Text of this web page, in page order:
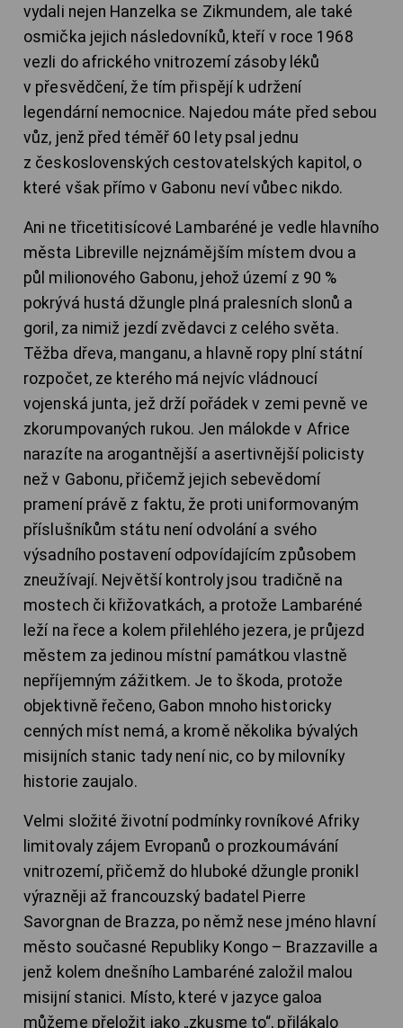
vydali nejen Hanzelka se Zikmundem, ale také
osmička jejich následovníků, kteří v roce 1968
vezli do afrického vnitrozemí zásoby léků
v přesvědčení, že tím přispějí k udržení
legendární nemocnice. Najedou máte před sebou
vůz, jenž před téměř 60 lety psal jednu
z československých cestovatelských kapitol, o
které však přímo v Gabonu neví vůbec nikdo.
Ani ne třicetitisícové Lambaréné je vedle hlavního
města Libreville nejznámějším místem dvou a
půl milionového Gabonu, jehož území z 90 %
pokrývá hustá džungle plná pralesních slonů a
goril, za nimiž jezdí zvědavci z celého světa.
Těžba dřeva, manganu, a hlavně ropy plní státní
rozpočet, ze kterého má nejvíc vládnoucí
vojenská junta, jež drží pořádek v zemi pevně ve
zkorumpovaných rukou. Jen málokde v Africe
narazíte na arogantnější a asertivnější policisty
než v Gabonu, přičemž jejich sebevědomí
pramení právě z faktu, že proti uniformovaným
příslušníkům státu není odvolání a svého
výsadního postavení odpovídajícím způsobem
zneužívají. Největší kontroly jsou tradičně na
mostech či křižovatkách, a protože Lambaréné
leží na řece a kolem přilehlého jezera, je průjezd
městem za jedinou místní památkou vlastně
nepříjemným zážitkem. Je to škoda, protože
objektivně řečeno, Gabon mnoho historicky
cenných míst nemá, a kromě několika bývalých
misijních stanic tady není nic, co by milovníky
historie zaujalo.
Velmi složité životní podmínky rovníkové Afriky
limitovaly zájem Evropanů o prozkoumávání
vnitrozemí, přičemž do hluboké džungle pronikl
výrazněji až francouzský badatel Pierre
Savorgnan de Brazza, po němž nese jméno hlavní
město současné Republiky Kongo – Brazzaville a
jenž kolem dnešního Lambaréné založil malou
misijní stanici. Místo, které v jazyce galoa
můžeme přeložit jako „zkusme to“, přilákalo